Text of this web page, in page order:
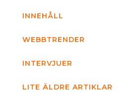
INNEHÅLL
WEBBTRENDER
INTERVJUER
LITE ÄLDRE ARTIKLAR